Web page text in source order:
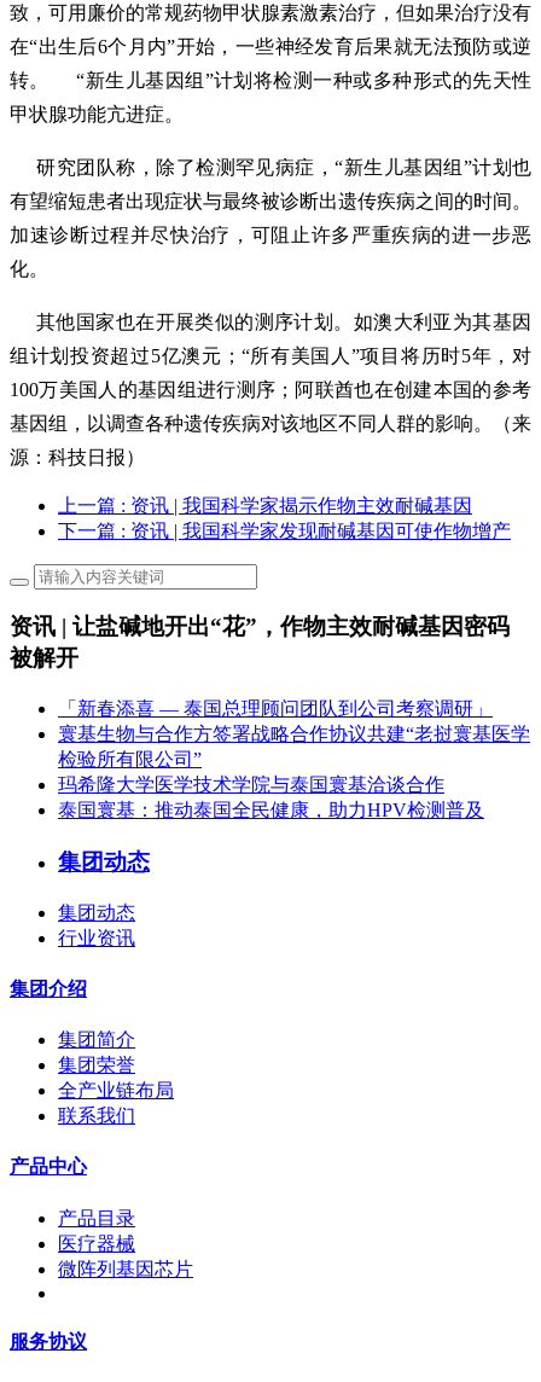
致，可用廉价的常规药物甲状腺素激素治疗，但如果治疗没有
在“出生后6个月内”开始，一些神经发育后果就无法预防或逆
转。
“新生儿基因组”计划将检测一种或多种形式的先天性
甲状腺功能亢进症。
研究团队称，除了检测罕见病症，“新生儿基因组”计划也
有望缩短患者出现症状与最终被诊断出遗传疾病之间的时间。
加速诊断过程并尽快治疗，可阻止许多严重疾病的进一步恶
化。
其他国家也在开展类似的测序计划。如澳大利亚为其基因
组计划投资超过5亿澳元；“所有美国人”项目将历时5年，对
100万美国人的基因组进行测序；阿联酋也在创建本国的参考
基因组，以调查各种遗传疾病对该地区不同人群的影响。
（来
源：科技日报）
上一篇 : 资讯 | 我国科学家揭示作物主效耐碱基因
下一篇 : 资讯 | 我国科学家发现耐碱基因可使作物增产
资讯 | 让盐碱地开出“花”，作物主效耐碱基因密码
被解开
「新春添喜 — 泰国总理顾问团队到公司考察调研」
寰基生物与合作方签署战略合作协议共建“老挝寰基医学
检验所有限公司”
玛希隆大学医学技术学院与泰国寰基洽谈合作
泰国寰基：推动泰国全民健康，助力HPV检测普及
集团动态
集团动态
行业资讯
集团介绍
集团简介
集团荣誉
全产业链布局
联系我们
产品中心
产品目录
医疗器械
微阵列基因芯片
服务协议